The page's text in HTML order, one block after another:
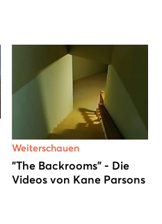
Weiterschauen
"The Backrooms" - Die
Videos von Kane Parsons